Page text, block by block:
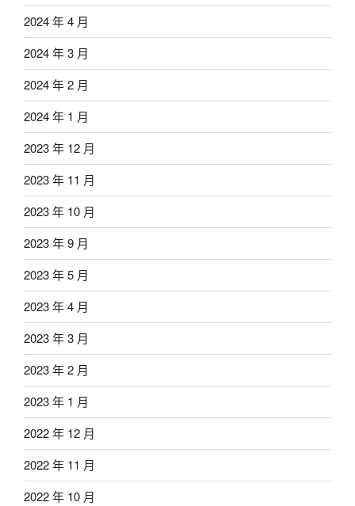
2024 年 4 月
2024 年 3 月
2024 年 2 月
2024 年 1 月
2023 年 12 月
2023 年 11 月
2023 年 10 月
2023 年 9 月
2023 年 5 月
2023 年 4 月
2023 年 3 月
2023 年 2 月
2023 年 1 月
2022 年 12 月
2022 年 11 月
2022 年 10 月